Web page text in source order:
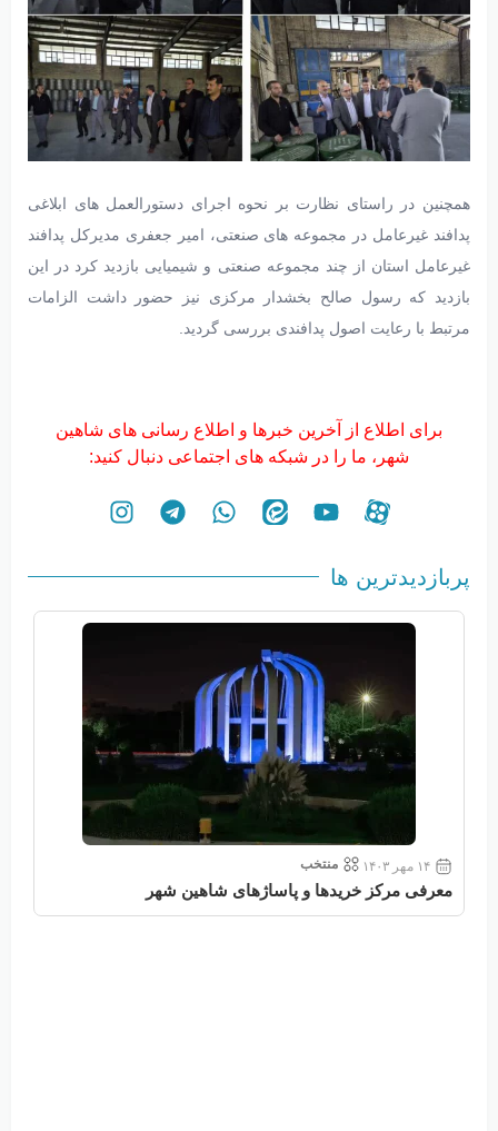
همچنین در راستای نظارت بر نحوه اجرای دستورالعمل های ابلاغی
پدافند غیرعامل در مجموعه های صنعتی، امیر جعفری مدیرکل پدافند
غیرعامل استان از چند مجموعه صنعتی و شیمیایی بازدید کرد در این
بازدید که رسول صالح بخشدار مرکزی نیز حضور داشت الزامات
مرتبط با رعایت اصول پدافندی بررسی گردید.
برای اطلاع از آخرین خبرها و اطلاع رسانی های شاهین
شهر، ما را در شبکه های اجتماعی دنبال کنید:
پربازدیدترین ها
۱۴ مهر ۱۴۰۳ منتخب
معرفی مرکز خریدها و پاساژهای شاهین شهر